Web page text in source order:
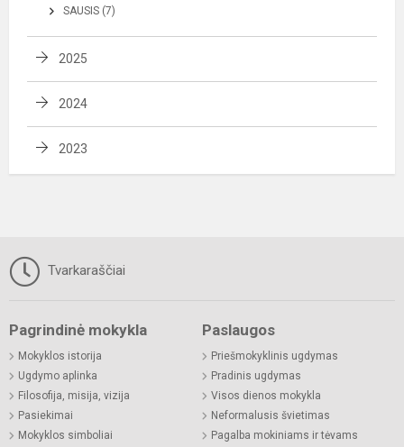
SAUSIS (7)
2025
2024
2023
Tvarkaraščiai
Pagrindinė mokykla
Mokyklos istorija
Ugdymo aplinka
Filosofija, misija, vizija
Pasiekimai
Mokyklos simboliai
Paslaugos
Priešmokyklinis ugdymas
Pradinis ugdymas
Visos dienos mokykla
Neformalusis švietimas
Pagalba mokiniams ir tėvams